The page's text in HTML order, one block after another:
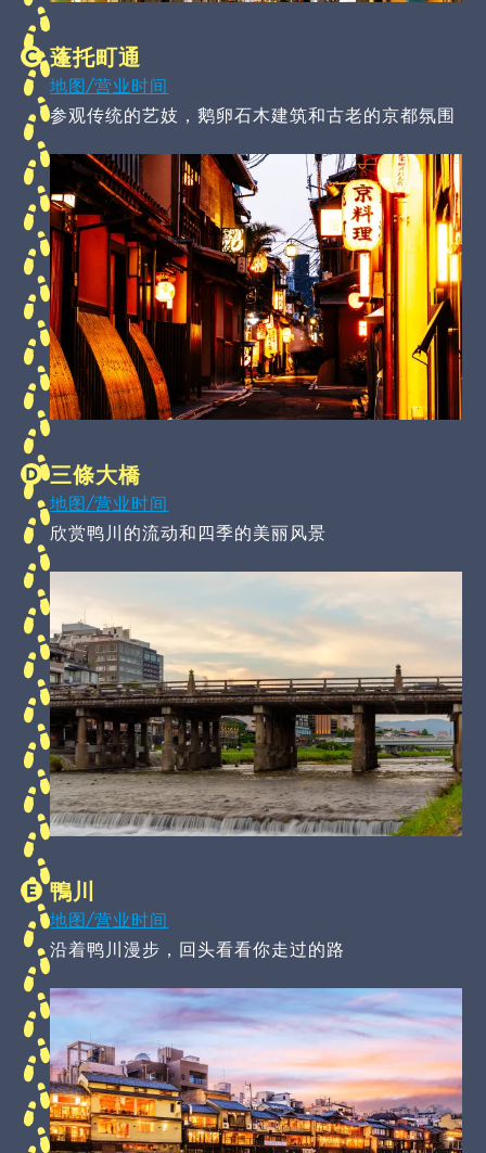
蓬托町通
地图/营业时间
参观传统的艺妓，鹅卵石木建筑和古老的京都氛围
三條大橋
地图/营业时间
欣赏鸭川的流动和四季的美丽风景
鴨川
地图/营业时间
沿着鸭川漫步，回头看看你走过的路